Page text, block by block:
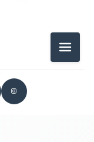
メニュ